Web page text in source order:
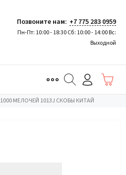
Позвоните нам: +7 775 283 0959
Пн-Пт: 10:00 - 18:30 Сб: 10:00 - 14:00 Вс:
Выходной
1000 МЕЛОЧЕЙ 1013J СКОБЫ КИТАЙ